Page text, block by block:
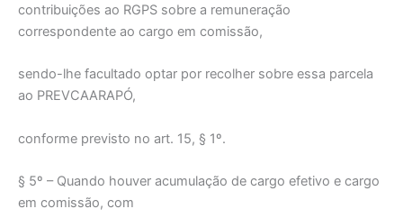
contribuições ao RGPS sobre a remuneração
correspondente ao cargo em comissão,
sendo-lhe facultado optar por recolher sobre essa parcela
ao PREVCAARAPÓ,
conforme previsto no art. 15, § 1º.
§ 5º – Quando houver acumulação de cargo efetivo e cargo
em comissão, com